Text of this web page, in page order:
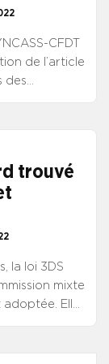
CFDT
de l’article
des
Il
par
la loi 3DS.
de
dite 3DS, est
trouvé
la loi 3DS
mixte
adoptée. Elle